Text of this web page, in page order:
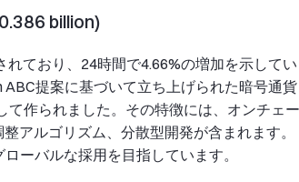
billion)
ており、24時間で4.66%の増加を示してい
提案に基づいて立ち上げられた暗号通貨
作られました。その特徴には、オンチェー
アルゴリズム、分散型開発が含まれます。
ーバルな採用を目指しています。